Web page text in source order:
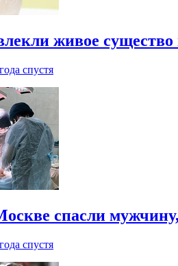
живое
спустя
спасли
спустя